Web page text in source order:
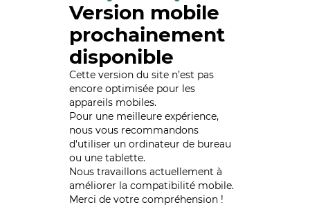
Version mobile
prochainement
disponible
Cette version du site n’est pas
encore optimisée pour les
appareils mobiles.
Pour une meilleure expérience,
nous vous recommandons
d'utiliser un ordinateur de bureau
ou une tablette.
Nous travaillons actuellement à
améliorer la compatibilité mobile.
Merci de votre compréhension !